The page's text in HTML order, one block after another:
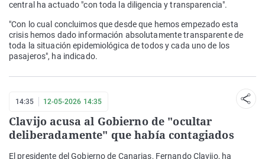
central ha actuado "con toda la diligencia y transparencia".
"Con lo cual concluimos que desde que hemos empezado esta
crisis hemos dado información absolutamente transparente de
toda la situación epidemiológica de todos y cada uno de los
pasajeros", ha indicado.
14:35 12-05-2026 14:35
Clavijo acusa al Gobierno de "ocultar
deliberadamente" que había contagiados
El presidente del Gobierno de Canarias, Fernando Clavijo, ha